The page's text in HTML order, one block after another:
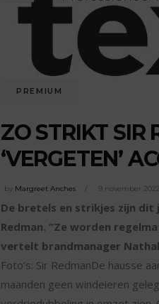
PREMIUM
ZO STRIKT SIR
‘VERGETEN’
by Margreet Anches 9 november 2022
De bretels en strikjes zijn dit
Redman. “Ze worden
vertelt brandmanager
Foto’s: Sir RedmanDe hausse
maanden geen windeieren